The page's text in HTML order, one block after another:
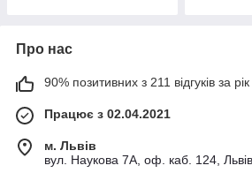
Про нас
90% позитивних з 211 відгуків за рік
Працює з 02.04.2021
м. Львів
вул. Наукова 7А, оф. каб. 124,